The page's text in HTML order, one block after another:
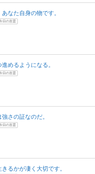
なた自身の物です。
日の言霊
めるようになる。
日の言霊
さの証なのだ。
日の言霊
るかが凄く大切です。